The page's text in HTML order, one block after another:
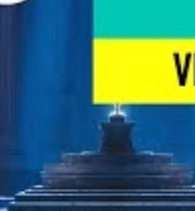
dan kemenangan di IEM Kraków.
mereka adalah patokan,